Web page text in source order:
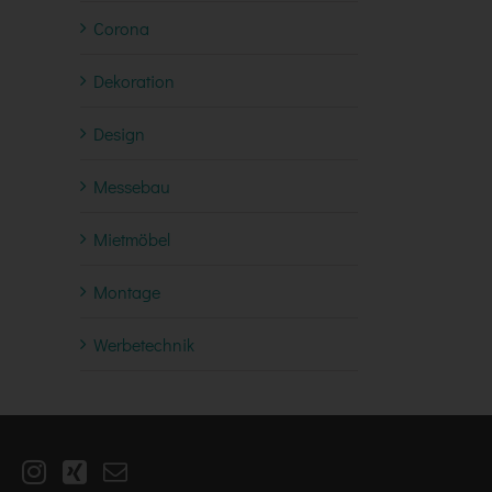
Corona
Dekoration
Design
Messebau
Mietmöbel
Montage
Werbetechnik